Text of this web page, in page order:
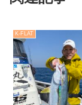
K-FLAT